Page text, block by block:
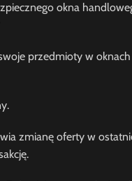
okna
przedmioty w
zmianę oferty w